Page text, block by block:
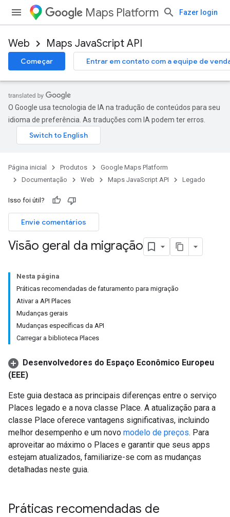
Maps Platform Fazer login
Web Maps JavaScript API
Começar Entrar em contato com a equipe de
O Google usa tecnologia de IA na tradução de conteúdos para seu
idioma de preferência. As traduções com IA podem ter erros.
Página inicial Produtos
Google Maps Platform
Documentação
Web Maps JavaScript API Legado
Isso foi útil?
Envie comentários
Visão geral da migração
Nesta página
Práticas recomendadas de faturamento para migração
Ativar a API Places
Mudanças gerais
Mudanças específicas da API
Carregar a biblioteca Places
Desenvolvedores do Espaço Econômico Europeu
(EEE)
Este guia destaca as principais diferenças entre o serviço
Places legado e a nova classe Place. A atualização para a
classe Place oferece vantagens significativas, incluindo
melhor desempenho e um novo modelo de preços. Para
aproveitar ao máximo o Places e garantir que seus apps
estejam atualizados, familiarize-se com as mudanças
detalhadas neste guia.
Práticas recomendadas de